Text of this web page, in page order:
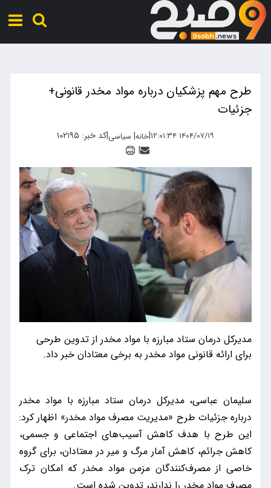
طرح مهم پزشکیان درباره مواد مخدر قانونی+
جزئیات
۱۴۰۴/۰۷/۱۹ ۱۲:۰۱:۳۴ |خانه| سیاسی|کد خبر: ۱۰۲۱۹۵
|
مدیرکل درمان ستاد مبارزه با مواد مخدر از تدوین طرحی
برای ارائه قانونی مواد مخدر به برخی معتادان خبر داد.
سلیمان عباسی، مدیرکل درمان ستاد مبارزه با مواد مخدر
درباره جزئیات طرح «مدیریت مصرف مواد مخدر» اظهار کرد:
این طرح با هدف کاهش آسیب‌های اجتماعی و جسمی،
کاهش جرائم، کاهش آمار مرگ و میر در معتادان، برای گروه
خاصی از مصرف‌کنندگان مزمن مواد مخدر که امکان ترک